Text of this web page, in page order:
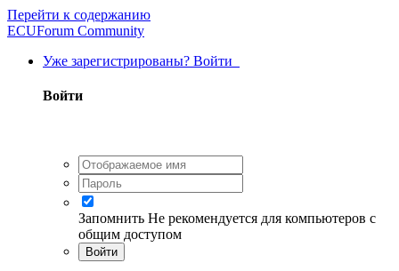
Перейти к содержанию
ECUForum Community
Уже зарегистрированы? Войти
Войти
Запомнить Не рекомендуется для компьютеров с
общим доступом
Войти